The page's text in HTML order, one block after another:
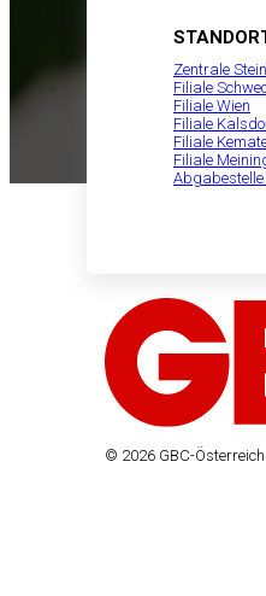
Zentrale
Filiale
Filiale Wien
Filiale
Filiale
Filiale
© 2026 GBC-Österreich